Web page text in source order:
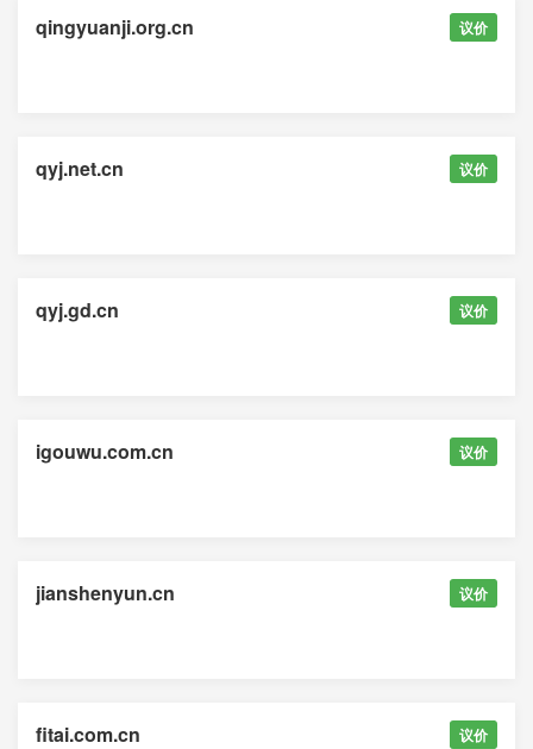
qingyuanji.org.cn 议价
qyj.net.cn 议价
qyj.gd.cn 议价
igouwu.com.cn 议价
jianshenyun.cn 议价
fitai.com.cn 议价